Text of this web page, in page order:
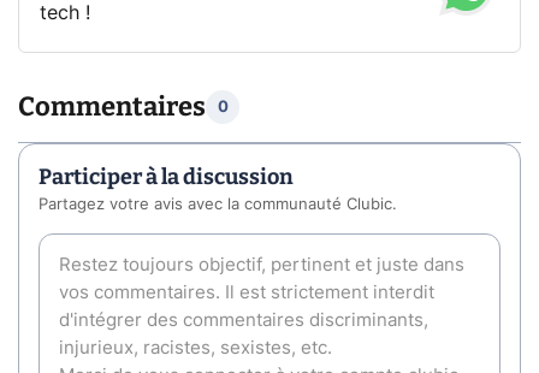
tech !
Commentaires 0
Participer à la discussion
Partagez votre avis avec la communauté Clubic.